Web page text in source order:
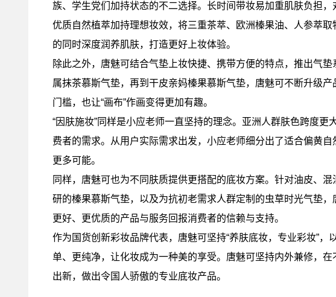
族、学生党们加持状态的不二选择。长时间带妆易加重肌肤负担
优质自然植萃加持理想妆效，将三重茶萃、欧洲榛果油、人参萃
的同时深度润养肌肤，打造更好上妆体验。
除此之外，唐魅可结合气垫上妆快捷、携带方便的特点，推出气
属抹茶慕斯气垫，再到干皮亲妈榛果慕斯气垫，唐魅可不断升级
门槛，也让“画布”作画变得更加有趣。
“因肤施妆”同样是小应老师一直坚持的理念。亚洲人群肤色跨度
费者的需求。从用户实际需求出发，小应老师细分出了适合偏黄
更多可能。
同样，唐魅可也为不同肤质提供更搭配的底妆方案。针对油皮、
研的榛果慕斯气垫，以及为抗初老需求人群定制的虫草时光气垫
更好、更优质的产品与服务回报消费者的信赖与支持。
作为国货创新彩妆品牌代表，唐魅可坚持“养肤底妆，专业彩妆”，
单、更纯净，让化妆成为一种美的享受。唐魅可坚持内外兼修，
出新，做出令国人骄傲的专业底妆产品。